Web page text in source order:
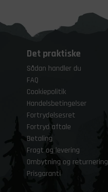
Det praktiske
Sådan handler du
FAQ
Cookiepolitik
Handelsbetingelser
Fortrydelsesret
Fortryd aftale
Betaling
Fragt og levering
Ombytning og returnering
Prisgaranti